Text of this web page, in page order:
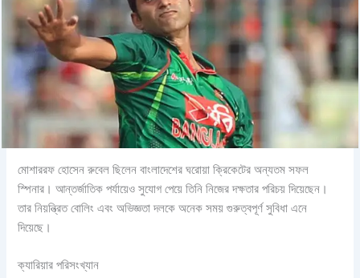
মোশাররফ হোসেন রুবেল ছিলেন বাংলাদেশের ঘরোয়া ক্রিকেটের অন্যতম সফল
স্পিনার। আন্তর্জাতিক পর্যায়েও সুযোগ পেয়ে তিনি নিজের দক্ষতার পরিচয় দিয়েছেন।
তার নিয়ন্ত্রিত বোলিং এবং অভিজ্ঞতা দলকে অনেক সময় গুরুত্বপূর্ণ সুবিধা এনে
দিয়েছে।
ক্যারিয়ার পরিসংখ্যান